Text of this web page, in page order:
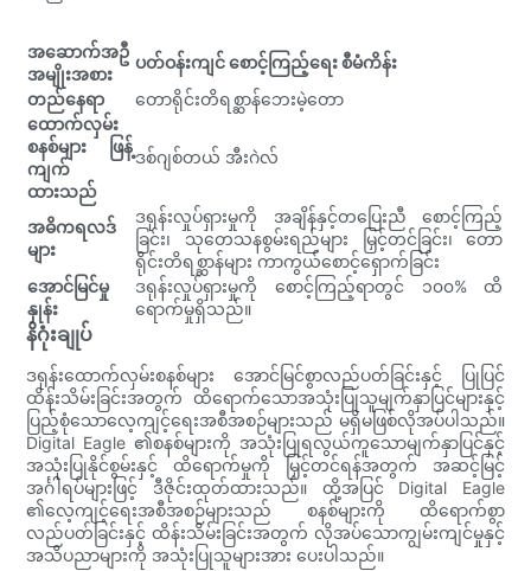
အဆောက်အဦ
အမျိုးအစား
ပတ်ဝန်းကျင် စောင့်ကြည့်ရေး စီမံကိန်း
တည်နေရာ
တောရိုင်းတိရစ္ဆာန်ဘေးမဲ့တော
ထောက်လှမ်း
စနစ်များ ဖြန့်
ကျက်
ထားသည်
ဒစ်ဂျစ်တယ် အီးဂဲလ်
အဓိကရလဒ်
များ
ဒရုန်းလှုပ်ရှားမှုကို အချိန်နှင့်တပြေးညီ စောင့်ကြည့်
ခြင်း၊ သုတေသနစွမ်းရည်များ မြှင့်တင်ခြင်း၊ တော
ရိုင်းတိရစ္ဆာန်များ ကာကွယ်စောင့်ရှောက်ခြင်း
အောင်မြင်မှု
နှုန်း
ဒရုန်းလှုပ်ရှားမှုကို စောင့်ကြည့်ရာတွင် ၁၀၀% ထိ
ရောက်မှုရှိသည်။
နိဂုံးချုပ်
ဒရုန်းထောက်လှမ်းစနစ်များ အောင်မြင်စွာလည်ပတ်ခြင်းနှင့် ပြုပြင်
ထိန်းသိမ်းခြင်းအတွက် ထိရောက်သောအသုံးပြုသူမျက်နှာပြင်များနှင့်
ပြည့်စုံသောလေ့ကျင့်ရေးအစီအစဉ်များသည် မရှိမဖြစ်လိုအပ်ပါသည်။
Digital Eagle ၏စနစ်များကို အသုံးပြုရလွယ်ကူသောမျက်နှာပြင်နှင့်
အသုံးပြုနိုင်စွမ်းနှင့် ထိရောက်မှုကို မြှင့်တင်ရန်အတွက် အဆင့်မြင့်
အင်္ဂါရပ်များဖြင့် ဒီဇိုင်းထုတ်ထားသည်။ ထို့အပြင် Digital Eagle
၏လေ့ကျင့်ရေးအစီအစဉ်များသည် စနစ်များကို ထိရောက်စွာ
လည်ပတ်ခြင်းနှင့် ထိန်းသိမ်းခြင်းအတွက် လိုအပ်သောကျွမ်းကျင်မှုနှင့်
အသိပညာများကို အသုံးပြုသူများအား ပေးပါသည်။